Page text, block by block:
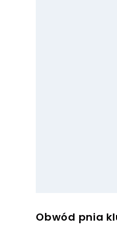
Obwód pnia